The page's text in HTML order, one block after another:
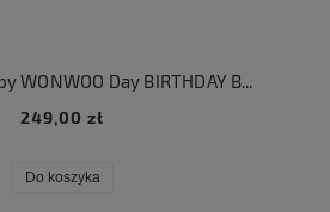
SEVENTEEN Happy WONWOO Day BIRTHDAY BOX Ver.4
249,00 zł
Do koszyka